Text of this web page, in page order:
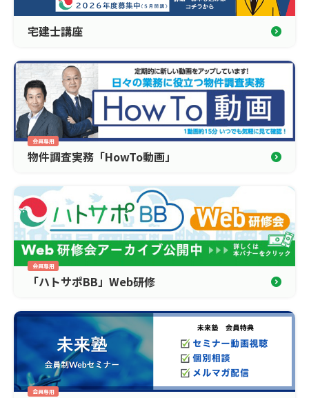
宅建士講座
物件調査実務「HowTo動画」
「ハトサポBB」Web研修